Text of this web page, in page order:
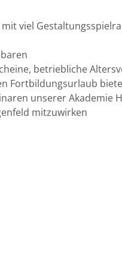
viel
betriebliche
Fortbildungsurlaub
unserer Akademie
mitzuwirken